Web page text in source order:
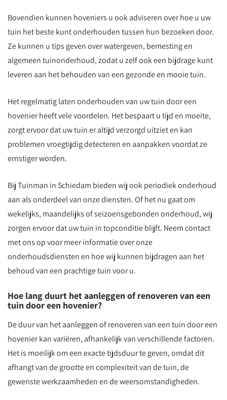
Bovendien kunnen hoveniers u ook adviseren over hoe u uw
tuin het beste kunt onderhouden tussen hun bezoeken door.
Ze kunnen u tips geven over watergeven, bemesting en
algemeen tuinonderhoud, zodat u zelf ook een bijdrage kunt
leveren aan het behouden van een gezonde en mooie tuin.
Het regelmatig laten onderhouden van uw tuin door een
hovenier heeft vele voordelen. Het bespaart u tijd en moeite,
zorgt ervoor dat uw tuin er altijd verzorgd uitziet en kan
problemen vroegtijdig detecteren en aanpakken voordat ze
ernstiger worden.
Bij Tuinman in Schiedam bieden wij ook periodiek onderhoud
aan als onderdeel van onze diensten. Of het nu gaat om
wekelijks, maandelijks of seizoensgebonden onderhoud, wij
zorgen ervoor dat uw tuin in topconditie blijft. Neem contact
met ons op voor meer informatie over onze
onderhoudsdiensten en hoe wij kunnen bijdragen aan het
behoud van een prachtige tuin voor u.
Hoe lang duurt het aanleggen of renoveren van een
tuin door een hovenier?
De duur van het aanleggen of renoveren van een tuin door een
hovenier kan variëren, afhankelijk van verschillende factoren.
Het is moeilijk om een exacte tijdsduur te geven, omdat dit
afhangt van de grootte en complexiteit van de tuin, de
gewenste werkzaamheden en de weersomstandigheden.